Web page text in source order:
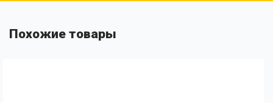
Похожие товары